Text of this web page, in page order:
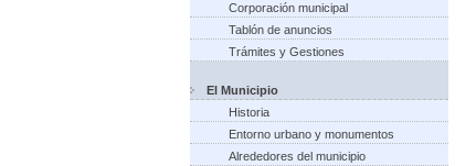
Corporación municipal
Tablón de anuncios
Trámites y Gestiones
El Municipio
Historia
Entorno urbano y monumentos
Alrededores del municipio